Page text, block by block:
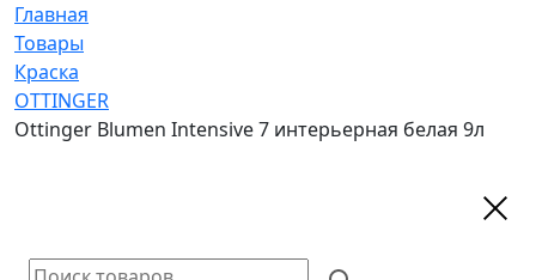
Главная
Товары
Краска
OTTINGER
Ottinger Blumen Intensive 7 интерьерная белая 9л